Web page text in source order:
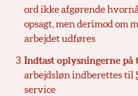
ord ikke afgørende
opsagt, men derimod om
arbejdet udføres
Indtast oplysningerne på
arbejdsløn indberettes til
service